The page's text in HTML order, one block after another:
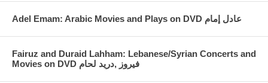
Fairuz and Duraid Lahham: Lebanese/Syrian Concerts and
Movies on DVD فيروز ,دريد لحام